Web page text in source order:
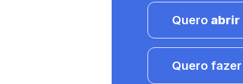
Quero abrir
Quero fazer